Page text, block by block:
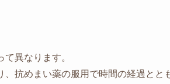
異なります。
抗めまい薬の服用で時間の経過とと